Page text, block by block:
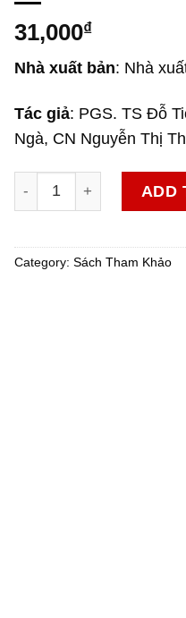
31,000₫
Nhà xuất bản: Nhà
Tác giả: PGS. TS Đỗ
Ngà, CN Nguyễn Thị
Bài tập Toán 3 - tập 2
ADD
Category: Sách Tham Khảo